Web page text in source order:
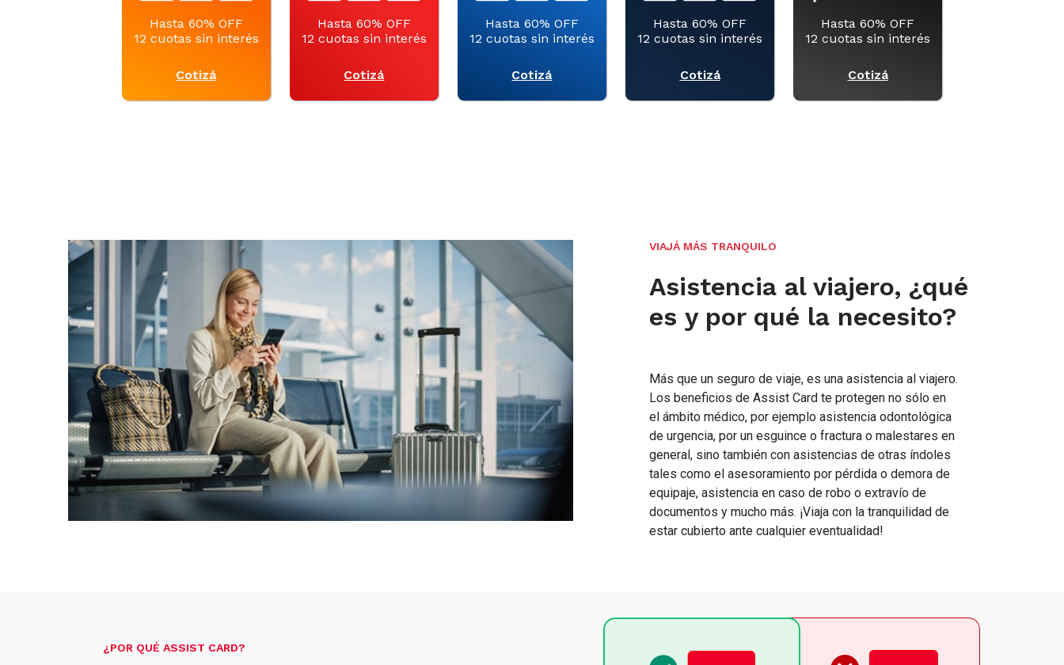
Hasta 60% OFF
12 cuotas sin interés
Cotizá
Hasta 60% OFF
12 cuotas sin interés
Cotizá
Hasta 60% OFF
12 cuotas sin interés
Cotizá
Hasta 60% OFF
12 cuotas sin interés
Cotizá
Hasta 60% OFF
12 cuotas sin interés
Cotizá
VIAJÁ MÁS TRANQUILO
Asistencia al viajero, ¿qué
es y por qué la necesito?
Más que un seguro de viaje, es una asistencia al viajero.
Los beneficios de Assist Card te protegen no sólo en
el ámbito médico, por ejemplo asistencia odontológica
de urgencia, por un esguince o fractura o malestares en
general, sino también con asistencias de otras índoles
tales como el asesoramiento por pérdida o demora de
equipaje, asistencia en caso de robo o extravío de
documentos y mucho más. ¡Viaja con la tranquilidad de
estar cubierto ante cualquier eventualidad!
¿POR QUÉ ASSIST CARD?